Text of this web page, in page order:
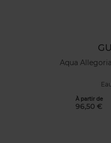
Aqua
À partir de
96,50 €